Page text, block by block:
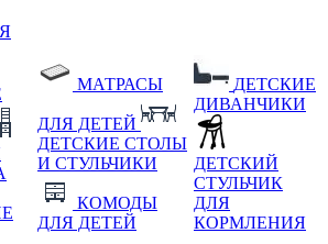
МАТРАСЫ
ДЛЯ ДЕТЕЙ
ДЕТСКИЕ СТОЛЫ
И СТУЛЬЧИКИ
КОМОДЫ
ДЛЯ ДЕТЕЙ
ДЕТСКИЕ
ДИВАНЧИКИ
ДЕТСКИЙ
СТУЛЬЧИК
ДЛЯ
КОРМЛЕНИЯ